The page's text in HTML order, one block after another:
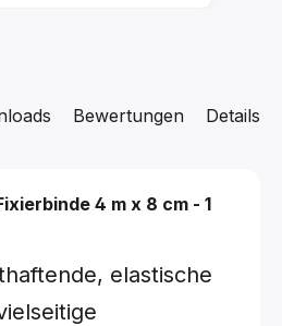
Details
Bewertungen
4 m x 8 cm - 1
elastische